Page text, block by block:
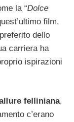
la “Dolce
film,
dello
carriera ha
ispirazioni
felliniana,
c’erano